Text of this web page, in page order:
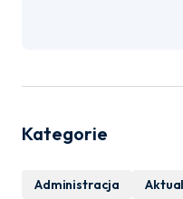
Kategorie
Administracja